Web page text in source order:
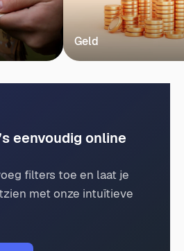
Geld
eenvoudig online
filters toe en laat je
met onze intuïtieve